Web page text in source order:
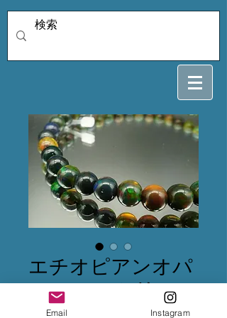
エチオピアンオパ
ール 5.4ミリ 18
センチ
Email Instagram